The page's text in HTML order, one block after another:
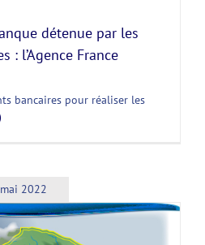
détenue par les
: l’Agence France
bancaires pour réaliser les
mai 2022